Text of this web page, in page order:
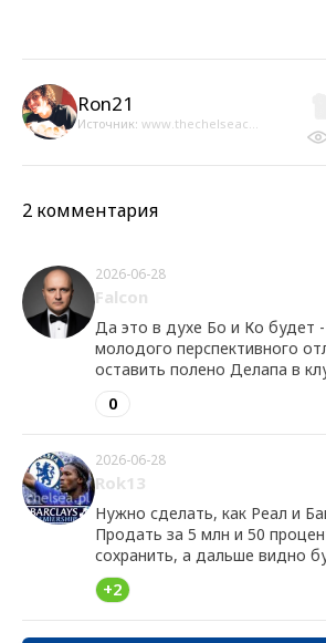
Ron21
Источник: www.thechelseac...
2 комментария
2026-06-28
Falcon
Да это в духе Бо и Ко будет
молодого перспективного
оставить полено Делапа в
0
2026-06-28
Rok13
Нужно сделать, как Реал и
Продать за 5 млн и 50
сохранить, а дальше видно
+2